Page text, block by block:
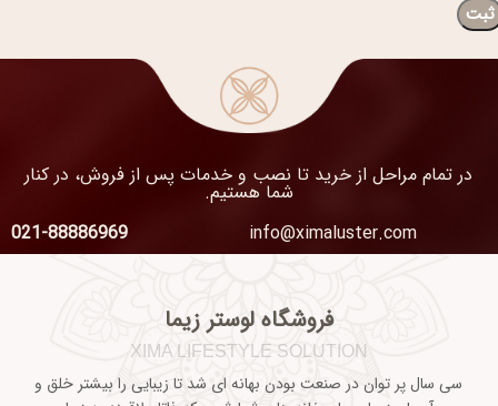
در تمام مراحل از خرید تا نصب و خدمات پس از فروش، در کنار
شما هستیم.
info@ximaluster.com
021-88886969
فروشگاه لوستر زیما
XIMA LIFESTYLE SOLUTION
سی سال پر توان در صنعت بودن بهانه ای شد تا زیبایی را بیشتر خلق و